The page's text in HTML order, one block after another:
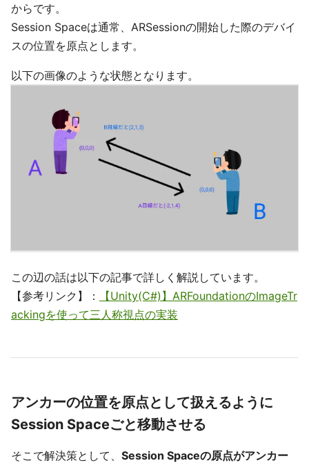
からです。
Session Spaceは通常、ARSessionの開始した際のデバイ
スの位置を原点とします。
以下の画像のような状態となります。
この辺の話は以下の記事で詳しく解説しています。
【参考リンク】：
【Unity(C#)】ARFoundationのImageTr
ackingを使って三人称視点の実装
アンカーの位置を原点として扱えるように
Session Spaceごと移動させる
そこで解決策として、 Session Spaceの原点がアンカー